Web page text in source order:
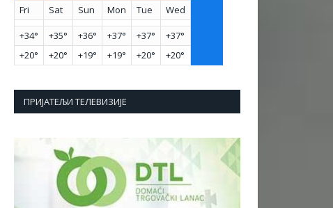
Fri
Sat Sun Mon Tue Wed
+34° +35° +36° +37° +37° +37°
+20° +20° +19° +19° +20° +20°
ПРИЈАТЕЉИ ТЕЛЕВИЗИЈЕ